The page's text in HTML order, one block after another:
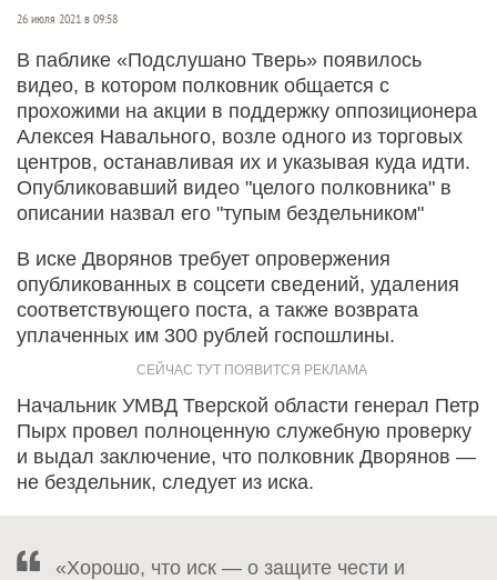
26 июля 2021 в 09:58
В паблике «Подслушано Тверь» появилось
видео, в котором полковник общается с
прохожими на акции в поддержку оппозиционера
Алексея Навального, возле одного из торговых
центров, останавливая их и указывая куда идти.
Опубликовавший видео "целого полковника" в
описании назвал его "тупым бездельником"
В иске Дворянов требует опровержения
опубликованных в соцсети сведений, удаления
соответствующего поста, а также возврата
уплаченных им 300 рублей госпошлины.
Начальник УМВД Тверской области генерал Петр
Пырх провел полноценную служебную проверку
и выдал заключение, что полковник Дворянов —
не бездельник, следует из иска.
«Хорошо, что иск — о защите чести и